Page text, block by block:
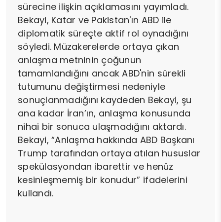
sürecine ilişkin açıklamasını yayımladı.
Bekayi, Katar ve Pakistan'ın ABD ile
diplomatik süreçte aktif rol oynadığını
söyledi. Müzakerelerde ortaya çıkan
anlaşma metninin çoğunun
tamamlandığını ancak ABD'nin sürekli
tutumunu değiştirmesi nedeniyle
sonuçlanmadığını kaydeden Bekayi, şu
ana kadar İran’ın, anlaşma konusunda
nihai bir sonuca ulaşmadığını aktardı.
Bekayi, “Anlaşma hakkında ABD Başkanı
Trump tarafından ortaya atılan hususlar
spekülasyondan ibarettir ve henüz
kesinleşmemiş bir konudur” ifadelerini
kullandı.